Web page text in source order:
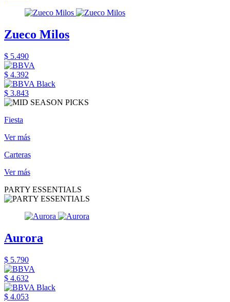
Zueco Milos
$ 5.490
$ 4.392
$ 3.843
Fiesta
Ver más
Carteras
Ver más
PARTY ESSENTIALS
Aurora
$ 5.790
$ 4.632
$ 4.053